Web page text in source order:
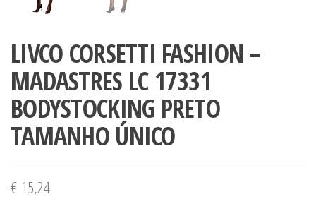
LIVCO CORSETTI FASHION –
MADASTRES LC 17331
BODYSTOCKING PRETO
TAMANHO ÚNICO
€ 15,24